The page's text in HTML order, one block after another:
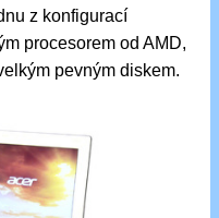
z konfigurací
procesorem od AMD,
pevným diskem.